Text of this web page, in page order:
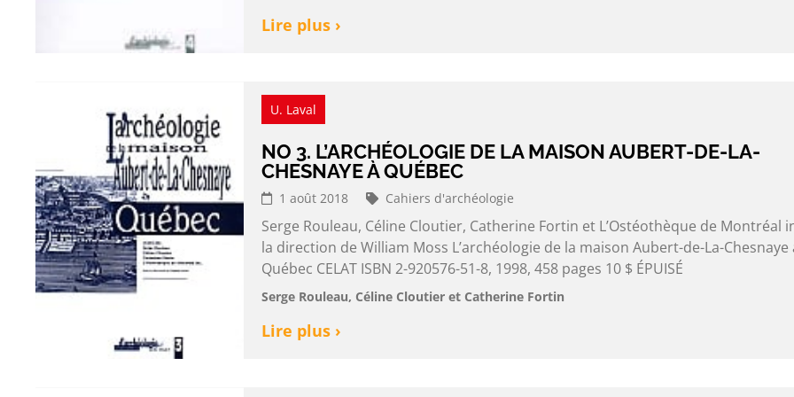
Lire plus ›
U. Laval
NO 3. L’ARCHÉOLOGIE DE LA MAISON AUBERT-DE-LA-
CHESNAYE À QUÉBEC
1 août 2018 Cahiers d'archéologie
Serge Rouleau, Céline Cloutier, Catherine Fortin et L’Ostéothèque de Montréal
la direction de William Moss L’archéologie de la maison Aubert-de-La-Chesnaye
Québec CELAT ISBN 2-920576-51-8, 1998, 458 pages 10 $ ÉPUISÉ
Serge Rouleau, Céline Cloutier et Catherine Fortin
Lire plus ›